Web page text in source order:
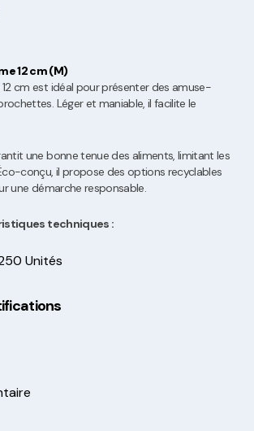
12 cm (M)
cm est idéal pour présenter des amuse-
Léger et maniable, il facilite le
une bonne tenue des aliments, limitant les
conçu, il propose des options recyclables
une démarche responsable.
techniques :
Unités